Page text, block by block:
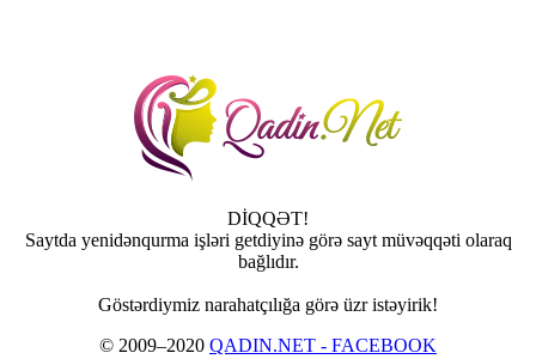
DİQQƏT!
Saytda yenidənqurma işləri getdiyinə görə sayt müvəqqəti olaraq
bağlıdır.
Göstərdiymiz narahatçılığa görə üzr istəyirik!
© 2009–2020 QADIN.NET - FACEBOOK